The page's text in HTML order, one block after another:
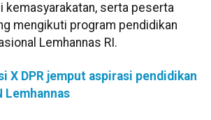
kemasyarakatan, serta peserta
mengikuti program pendidikan
Lemhannas RI.
X DPR jemput aspirasi pendidikan
Lemhannas